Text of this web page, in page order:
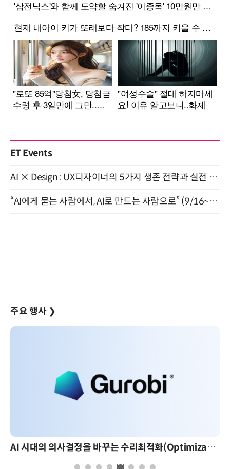
ET Events
AI × Design : UX디자이너의 5가지 생존 전략과 실전 대응 8월 28일 개최
“AI에게 묻는 사람에서, AI로 만드는 사람으로” (9/16~17)
주요 행사 ❯
AI 시대의 의사결정을 바꾸는 수리최적화(Optimization): 실제 산업 적용 사례와 활용 전략